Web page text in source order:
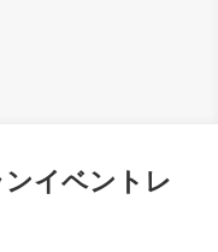
イベントレ